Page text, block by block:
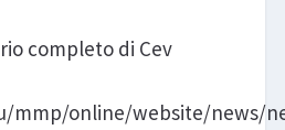
completo di Cev
mmp/online/website/news/